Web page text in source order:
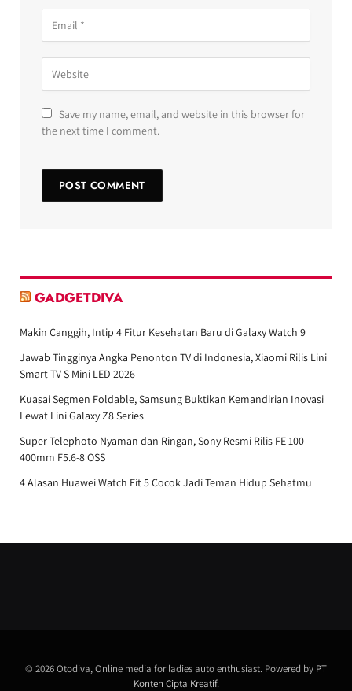
Save my name, email, and website in this browser for
the next time I comment.
GADGETDIVA
Makin Canggih, Intip 4 Fitur Kesehatan Baru di Galaxy Watch 9
Jawab Tingginya Angka Penonton TV di Indonesia, Xiaomi Rilis Lini
Smart TV S Mini LED 2026
Kuasai Segmen Foldable, Samsung Buktikan Kemandirian Inovasi
Lewat Lini Galaxy Z8 Series
Super-Telephoto Nyaman dan Ringan, Sony Resmi Rilis FE 100-
400mm F5.6-8 OSS
4 Alasan Huawei Watch Fit 5 Cocok Jadi Teman Hidup Sehatmu
© 2026 Otodiva, Online media for ladies auto enthusiast. Powered by PT
Konten Cipta Kreatif.